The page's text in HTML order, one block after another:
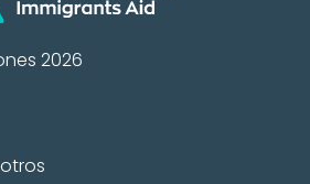
2026